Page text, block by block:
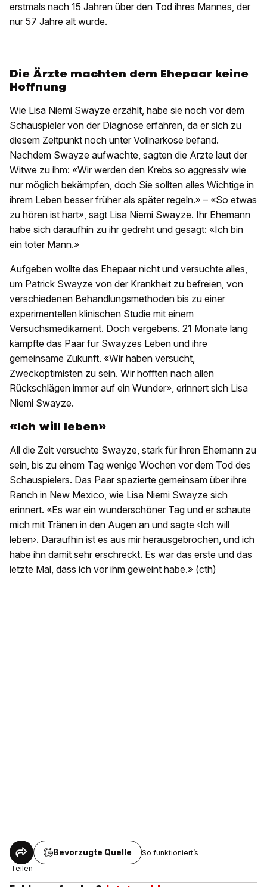
erstmals nach 15 Jahren über den Tod ihres Mannes, der
nur 57 Jahre alt wurde.
Die Ärzte machten dem Ehepaar keine
Hoffnung
Wie Lisa Niemi Swayze erzählt, habe sie noch vor dem
Schauspieler von der Diagnose erfahren, da er sich zu
diesem Zeitpunkt noch unter Vollnarkose befand.
Nachdem Swayze aufwachte, sagten die Ärzte laut der
Witwe zu ihm: «Wir werden den Krebs so aggressiv wie
nur möglich bekämpfen, doch Sie sollten alles Wichtige in
ihrem Leben besser früher als später regeln.» – «So etwas
zu hören ist hart», sagt Lisa Niemi Swayze. Ihr Ehemann
habe sich daraufhin zu ihr gedreht und gesagt: «Ich bin
ein toter Mann.»
Aufgeben wollte das Ehepaar nicht und versuchte alles,
um Patrick Swayze von der Krankheit zu befreien, von
verschiedenen Behandlungsmethoden bis zu einer
experimentellen klinischen Studie mit einem
Versuchsmedikament. Doch vergebens. 21 Monate lang
kämpfte das Paar für Swayzes Leben und ihre
gemeinsame Zukunft. «Wir haben versucht,
Zweckoptimisten zu sein. Wir hofften nach allen
Rückschlägen immer auf ein Wunder», erinnert sich Lisa
Niemi Swayze.
«Ich will leben»
All die Zeit versuchte Swayze, stark für ihren Ehemann zu
sein, bis zu einem Tag wenige Wochen vor dem Tod des
Schauspielers. Das Paar spazierte gemeinsam über ihre
Ranch in New Mexico, wie Lisa Niemi Swayze sich
erinnert. «Es war ein wunderschöner Tag und er schaute
mich mit Tränen in den Augen an und sagte ‹Ich will
leben›. Daraufhin ist es aus mir herausgebrochen, und ich
habe ihn damit sehr erschreckt. Es war das erste und das
letzte Mal, dass ich vor ihm geweint habe.» (cth)
Teilen
Bevorzugte Quelle So funktioniert’s